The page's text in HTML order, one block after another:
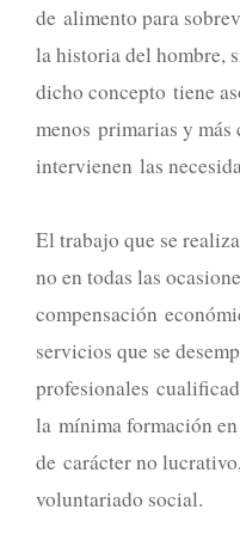
de alimento para
la historia del hombre,
dicho concepto tiene
menos primarias y
intervienen las
El trabajo que se
no en todas las
compensación
ser­vicios que se
profesionales
la mínima formación
de carácter no
voluntariado social.